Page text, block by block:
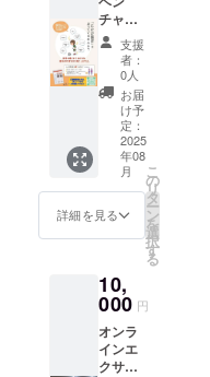
体的な
対応策
「どう
すれば
良いの
か」
「どう
向き
合って
きたの
か」 —
長年の
経験か
ら得た
なヒン
トを、
コラム
と対話
ボイス
という
継続し
て、
サービ
スをご
利用希
望の方
は、プ
ロジェ
クト終
了後に
メール
らせて
頂くビ
LINEに
て、お
申し込
みくだ
さい。
自身の
体の課
題を明
確にで
きま
す。 *
Zoomオ
ンライ
ンレッ
スン
（計3
勢評価
で明確
に基づ
き、オ
ンライ
ンレッ
スンに
が含ま
れま
す。
【有効
期限と
ご予約
につい
て】 有
効期
限：
2025年
7月10日
から
2025年
9月末ま
ジェク
ト終了
後、施
術予約
表を
3C ・
フィジ
テク理
論(フィ
ジテク
の理論
をより
詳しく
知る)
→https:
//gamm
a.app/d
ocs/-
ntjhb2s
5zxvci2
mode=
doc ・
ページ
→https:
様々な
課題対
応への
知識や
経験、
成功事
例等を
掲載さ
せて頂
きま
す。 有
効期
2026年
7月末ま
で 提供
方法：
プロ
ジェク
チャー
企業に
よる
『AI姿
勢分
析』10
回分 ス
マホで
撮影の
写真2枚
を、プ
ロジェ
クト終
了後に
にて送
らせて
頂くビ
ジネス
LINEに
送る事
支援
者：
0人
お届
け予
定：
2025
年08
月
詳細を見る
こ
の
リ
タ
ー
ン
を
選
択
す
る
10,
000 円
オンラ
インエ
クササ